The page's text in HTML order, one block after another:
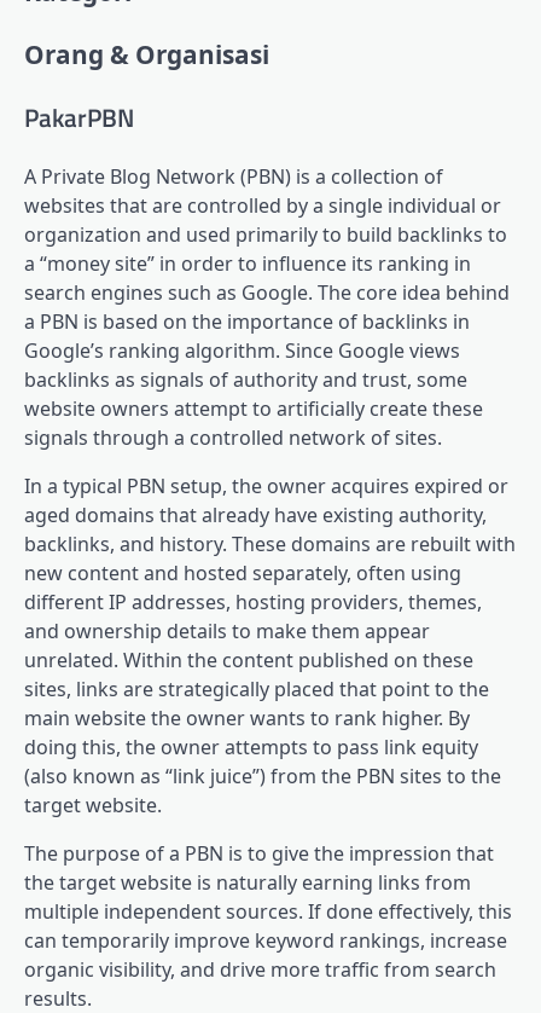
tag
serupa:
Orang & Organisasi
PakarPBN
A Private Blog Network (PBN) is a collection of
websites that are controlled by a single individual or
organization and used primarily to build backlinks to
a “money site” in order to influence its ranking in
search engines such as Google. The core idea behind
a PBN is based on the importance of backlinks in
Google’s ranking algorithm. Since Google views
backlinks as signals of authority and trust, some
website owners attempt to artificially create these
signals through a controlled network of sites.
In a typical PBN setup, the owner acquires expired or
aged domains that already have existing authority,
backlinks, and history. These domains are rebuilt with
new content and hosted separately, often using
different IP addresses, hosting providers, themes,
and ownership details to make them appear
unrelated. Within the content published on these
sites, links are strategically placed that point to the
main website the owner wants to rank higher. By
doing this, the owner attempts to pass link equity
(also known as “link juice”) from the PBN sites to the
target website.
The purpose of a PBN is to give the impression that
the target website is naturally earning links from
multiple independent sources. If done effectively, this
can temporarily improve keyword rankings, increase
organic visibility, and drive more traffic from search
results.